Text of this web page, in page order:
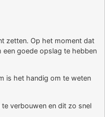
zetten. Op het moment dat
een goede opslag te hebben
is het handig om te weten
verbouwen en dit zo snel